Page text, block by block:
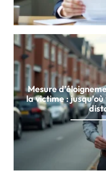
Mesure
la victime :